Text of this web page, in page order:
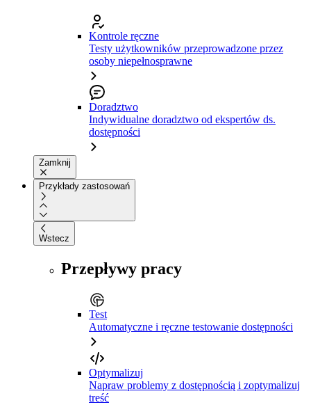
Kontrole ręczne
Testy użytkowników przeprowadzone przez
osoby niepełnosprawne
Doradztwo
Indywidualne doradztwo od ekspertów ds.
dostępności
Zamknij
Przykłady zastosowań
Wstecz
Przepływy pracy
Test
Automatyczne i ręczne testowanie dostępności
Optymalizuj
Napraw problemy z dostępnością i zoptymalizuj
treść